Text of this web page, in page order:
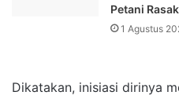
Petani
1 Agustus
Dikatakan, inisiasi dirinya